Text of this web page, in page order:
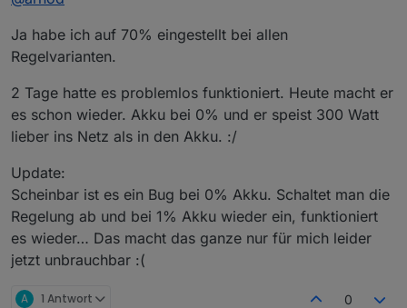
Das kommt auf deine Einstellungen, an die ich nicht
Ja habe ich auf 70% eingestellt bei allen
Regelvarianten.
2 Tage hatte es problemlos funktioniert. Heute macht er
es schon wieder. Akku bei 0% und er speist 300 Watt
lieber ins Netz als in den Akku. :/
Update:
Scheinbar ist es ein Bug bei 0% Akku. Schaltet man die
Regelung ab und bei 1% Akku wieder ein, funktioniert
es wieder… Das macht das ganze nur für mich leider
jetzt unbrauchbar :(
A 1 Antwort 0